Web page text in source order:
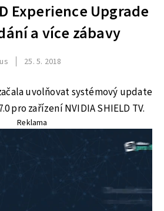
Experience Upgrade
a více zábavy
25. 5. 2018
uvolňovat systémový update
pro zařízení NVIDIA SHIELD TV.
Reklama